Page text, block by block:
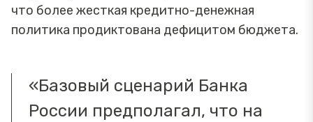
что более жесткая кредитно-денежная
политика продиктована дефицитом бюджета.
«Базовый сценарий Банка
России предполагал, что на